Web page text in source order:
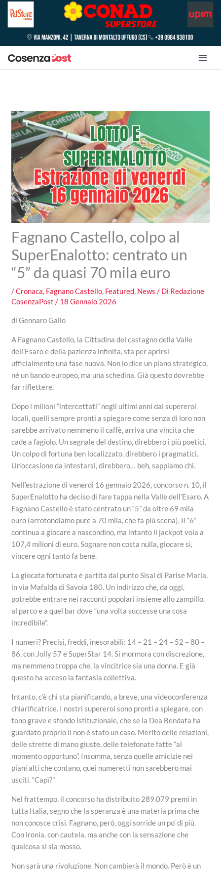
Fagnano Castello, colpo al
SuperEnalotto: centrato un
“5” da quasi 70 mila euro
/Cronaca, Fagnano Castello, Featured, News / Di Redazione
CosenzaPost/ 18 Gennaio 2026
di Gennaro Gallo
A Fagnano Castello, la Cittadina del castagno della Valle
dell’Esaro e della pazienza infinita, sta per aprirsi
ufficialmente una fase nuova. Non lo dice un piano strategico,
né un bando europeo, ma una schedina. Già questo dovrebbe
far riflettere.
Dopo i milioni “intercettati” negli ultimi anni dai supereroi
locali, quelli sempre pronti a spiegare come senza di loro non
sarebbe arrivato nemmeno il caffè, arriva una vincita che
cade a fagiolo. Un segnale del destino, direbbero i più poetici.
Un colpo di fortuna ben localizzato, direbbero i pragmatici.
Un’occasione da intestarsi, direbbero… beh, sappiamo chi.
Nell’estrazione di venerdì 16 gennaio 2026, concorso n. 10, il
SuperEnalotto ha deciso di fare tappa nella Valle dell’Esaro. A
Fagnano Castello è stato centrato un “5” da oltre 69 mila
euro (arrotondiamo pure a 70 mila, che fa più scena). Il “6”
continua a giocare a nascondino, ma intanto il jackpot vola a
107,4 milioni di euro. Sognare non costa nulla, giocare sì,
vincere ogni tanto fa bene.
La giocata fortunata è partita dal punto Sisal di Parise Maria,
in via Mafalda di Savoia 180. Un indirizzo che, da oggi,
potrebbe entrare nei racconti popolari insieme allo zampillo,
al parco e a quel bar dove “una volta successe una cosa
incredibile”.
I numeri? Precisi, freddi, inesorabili: 14 – 21 – 24 – 52 – 80 –
86, con Jolly 57 e SuperStar 14. Si mormora con discrezione,
ma nemmeno troppa che, la vincitrice sia una donna. E già
questo ha acceso la fantasia collettiva.
Intanto, c’è chi sta pianificando, a breve, una videoconferenza
chiarificatrice. I nostri supereroi sono pronti a spiegare, con
tono grave e sfondo istituzionale, che se la Dea Bendata ha
guardato proprio lì non è stato un caso. Merito delle relazioni,
delle strette di mano giuste, delle telefonate fatte “al
momento opportuno”. Insomma, senza quelle amicizie nei
piani alti che contano, quei numeretti non sarebbero mai
usciti. “Capì?”
Nel frattempo, il concorso ha distribuito 289.079 premi in
tutta Italia, segno che la speranza è una materia prima che
non conosce crisi. Fagnano, però, oggi sorride un po’ di più.
Con ironia, con cautela, ma anche con la sensazione che
qualcosa si sia mosso.
Non sarà una rivoluzione. Non cambierà il mondo. Però è un